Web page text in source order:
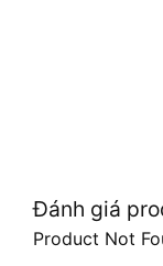
Đánh giá
Product Not